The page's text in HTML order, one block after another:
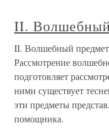
II.
II. Волшебный
Рассмотрение
подготовляет
ними существует
эти предметы
помощника.